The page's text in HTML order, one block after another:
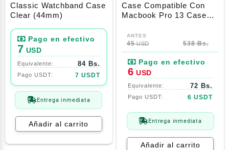
Classic Watchband Case
Clear (44mm)
7 USD
84 Bs.
7 USDT
Entrega inmediata
Añadir al carrito
Case Compatible Con
Macbook Pro 13 Case
M1/M2/Touch Bar ,
Carcasa Protectora
RíGida De PláStico Y
Cubierta De Teclado ,
Marmol White Pink
45USD 538 Bs.
El
precio
original
era:
45$.
6 USD
72 Bs.
6 USDT
El
precio
actual
es:
6$.
Entrega inmediata
Añadir al carrito